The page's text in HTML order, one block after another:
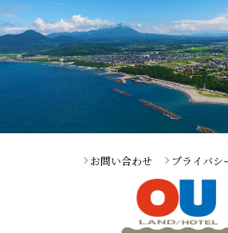
お問い合わせ プライバシ